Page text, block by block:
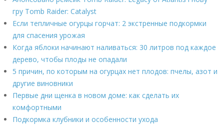
гру Tomb Raider: Catalyst
Если тепличные огурцы горчат: 2 экстренные подкормки
для спасения урожая
Когда яблоки начинают наливаться: 30 литров под каждое
дерево, чтобы плоды не опадали
5 причин, по которым на огурцах нет плодов: пчелы, азот и
другие виновники
Первые дни щенка в новом доме: как сделать их
комфортными
Подкормка клубники и особенности ухода